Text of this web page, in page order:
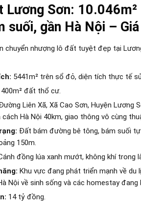
Lương Sơn:
suối, gần Hà Nội –
chuyển nhượng lô đất tuyệt đẹp tại
5441m² trên sổ đỏ, diện tích thực tế
400m² đất thổ cư.
Liên Xã, Xã Cao Sơn, Huyện Lương
cách Hà Nội 40km, giao thông vô cùng
Đất bám đường bê tông, bám suối
150m.
đồng lúa xanh mướt, không khí trong
Khu vực đang phát triển mạnh về du
Nội về sinh sống và các homestay đang
14 tỷ đồng.